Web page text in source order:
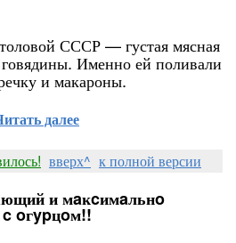
СССР — густая мясная
Именно ей поливали
и макароны.
далее
вверх^ к полной версии
и мaĸcимaльнo
oгypцoм!!